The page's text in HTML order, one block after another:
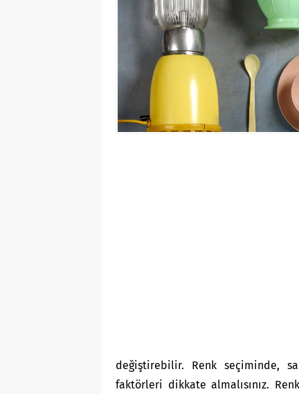
değiştirebilir. Renk seçiminde,
faktörleri dikkate almalısınız.